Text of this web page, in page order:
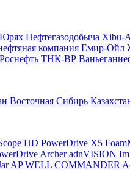
Нефтегазодобыча Xibu-
компания Емир-Ойл
Роснефть ТНК-ВР
Восточная Сибирь
HD PowerDrive X5
Archer adnVISION
AP WELL COMMANDER